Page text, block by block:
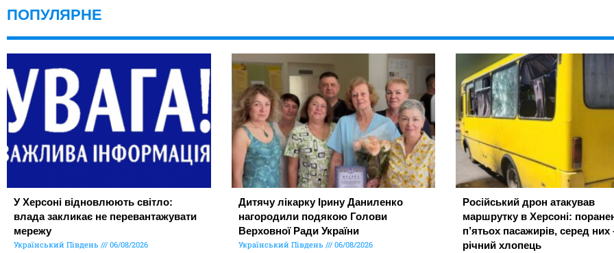
ПОПУЛЯРНЕ
У Херсоні відновлюють світло:
влада закликає не перевантажувати
мережу
Український Південь 06/08/2026
Дитячу лікарку Ірину Даниленко
нагородили подякою Голови
Верховної Ради України
Український Південь 06/08/2026
Російський дрон атакував
маршрутку в Херсоні:
п’ятьох пасажирів, серед них
річний хлопець